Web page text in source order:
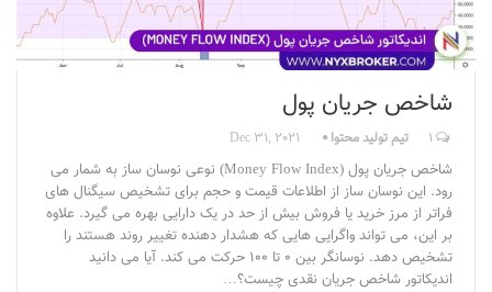
شاخص جریان پول
تیم تولید محتوا Dec 31, 2021
شاخص جریان پول (Money Flow Index) نوعی نوسان ساز به شمار می
رود. این نوسان ساز از اطلاعات قیمت و حجم برای تشخیص سیگنال های
فراتر از مرز خرید یا فروش بیش از حد در یک دارایی بهره می گیرد. علاوه
بر این، می تواند واگرایی هایی که هشدار دهنده تغییر روند هستند را
تشخیص دهد. نوسانگر بین 0 تا 100 حرکت می کند. آیا می دانید
اندیکاتور شاخص جریان نقدی چیست؟…